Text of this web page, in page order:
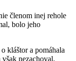
členom inej rehole
bolo jeho
kláštor a pomáhala
nezachoval.